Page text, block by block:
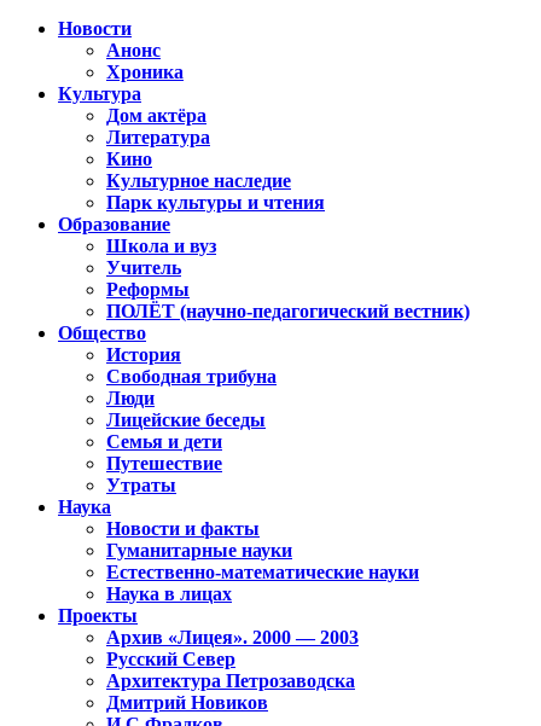
Новости
Анонс
Хроника
Культура
Дом актёра
Литература
Кино
Культурное наследие
Парк культуры и чтения
Образование
Школа и вуз
Учитель
Реформы
ПОЛЁТ (научно-педагогический вестник)
Общество
История
Свободная трибуна
Люди
Лицейские беседы
Семья и дети
Путешествие
Утраты
Наука
Новости и факты
Гуманитарные науки
Естественно-математические науки
Наука в лицах
Проекты
Архив «Лицея». 2000 — 2003
Русский Север
Архитектура Петрозаводска
Дмитрий Новиков